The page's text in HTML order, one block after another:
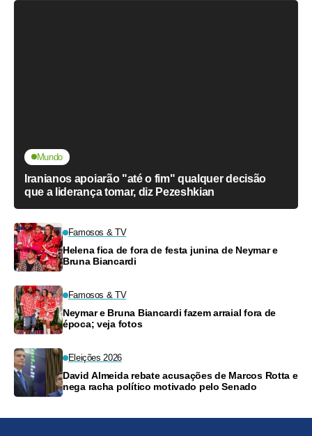
Mundo
Iranianos apoiarão "até o fim" qualquer decisão
que a liderança tomar, diz Pezeshkian
Famosos & TV
Helena fica de fora de festa junina de Neymar e
Bruna Biancardi
Famosos & TV
Neymar e Bruna Biancardi fazem arraial fora de
época; veja fotos
Eleições 2026
David Almeida rebate acusações de Marcos Rotta e
nega racha político motivado pelo Senado